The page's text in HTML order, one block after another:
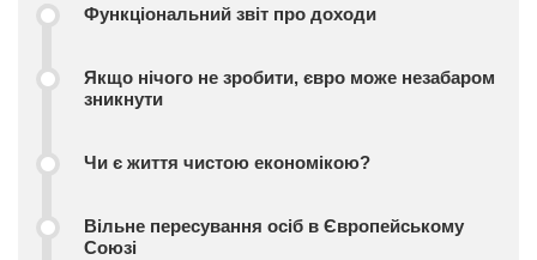
Функціональний звіт про доходи
Якщо нічого не зробити, євро може незабаром
зникнути
Чи є життя чистою економікою?
Вільне пересування осіб в Європейському
Союзі